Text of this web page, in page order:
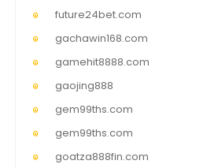
future24bet.com
gachawin168.com
gamehit8888.com
gaojing888
gem99ths.com
gem99ths.com
goatza888fin.com